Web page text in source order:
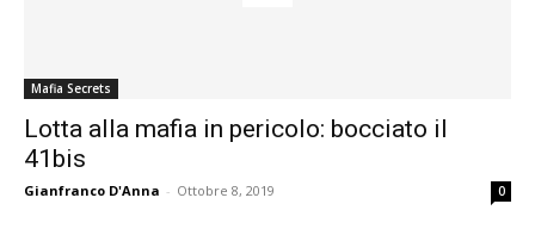
Mafia Secrets
Lotta alla mafia in pericolo: bocciato il
41bis
Gianfranco D'Anna - Ottobre 8, 2019 0